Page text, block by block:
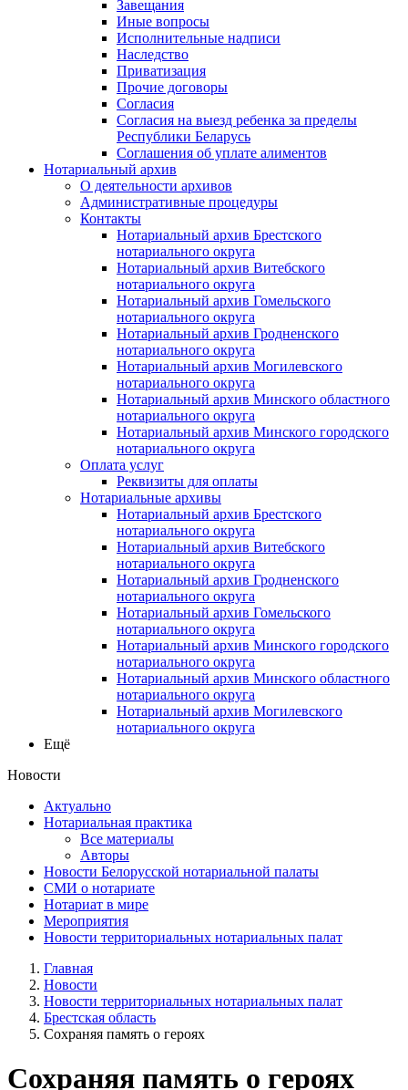
Завещания
Иные вопросы
Исполнительные надписи
Наследство
Приватизация
Прочие договоры
Согласия
Согласия на выезд ребенка за пределы
Республики Беларусь
Соглашения об уплате алиментов
Нотариальный архив
О деятельности архивов
Административные процедуры
Контакты
Нотариальный архив Брестского
нотариального округа
Нотариальный архив Витебского
нотариального округа
Нотариальный архив Гомельского
нотариального округа
Нотариальный архив Гродненского
нотариального округа
Нотариальный архив Могилевского
нотариального округа
Нотариальный архив Минского областного
нотариального округа
Нотариальный архив Минского городского
нотариального округа
Оплата услуг
Реквизиты для оплаты
Нотариальные архивы
Нотариальный архив Брестского
нотариального округа
Нотариальный архив Витебского
нотариального округа
Нотариальный архив Гродненского
нотариального округа
Нотариальный архив Гомельского
нотариального округа
Нотариальный архив Минского городского
нотариального округа
Нотариальный архив Минского областного
нотариального округа
Нотариальный архив Могилевского
нотариального округа
Ещё
Новости
Актуально
Нотариальная практика
Все материалы
Авторы
Новости Белорусской нотариальной палаты
СМИ о нотариате
Нотариат в мире
Мероприятия
Новости территориальных нотариальных палат
Главная
Новости
Новости территориальных нотариальных палат
Брестская область
Сохраняя память о героях
Сохраняя память о героях